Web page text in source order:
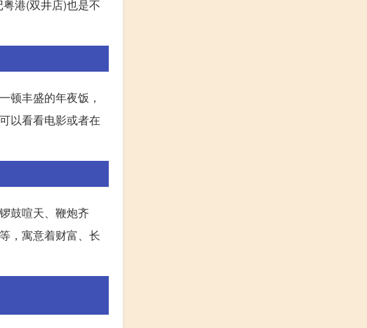
港(双井店)也是不
顿丰盛的年夜饭，
以看看电影或者在
鼓喧天、鞭炮齐
，寓意着财富、长